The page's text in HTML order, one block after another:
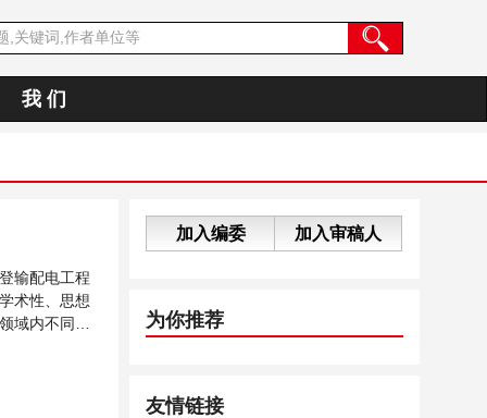
我 们
输配电工程
术性、思想
域内不同方
加入编委 加入审稿人
为你推荐
友情链接